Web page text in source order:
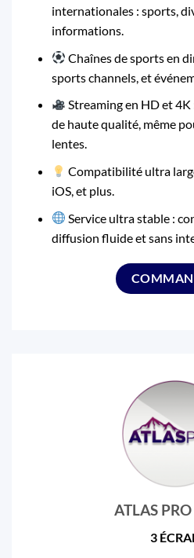
internationales : sports,
informations.
Chaînes de sports en
sports channels, et
Streaming en HD et
de haute qualité, même
lentes.
Compatibilité ultra
iOS, et plus.
Service ultra stable :
diffusion fluide et sans
ATLAS
3